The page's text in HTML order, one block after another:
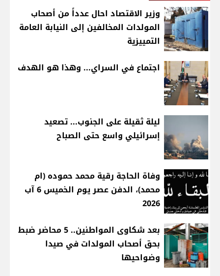
وزير الاقتصاد احال عدداً من أصحاب
المولدات المخالفين إلى النيابة العامة
التمييزية
اجتماع في السراي... وهذا هو الهدف
ليلة ثقيلة على الجنوب... تصعيد
إسرائيلي واسع حتى الصباح
وفاة الحاجة رقية محمد حموده (ام
محمد)، الدفن عصر يوم الخميس 6 آب
2026
بعد شكاوى المواطنين.. 5 محاضر ضبط
بحق أصحاب المولدات في صيدا
وضواحيها